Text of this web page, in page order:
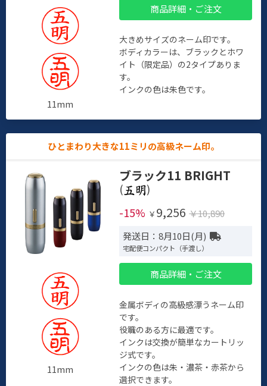
11mm
商品詳細・ご注文
大きめサイズのネーム印です。
ボディカラーは、ブラックとホワ
イト（限定品）の2タイプありま
す。
インクの色は朱色です。
ひとまわり大きな11ミリの高級ネーム印。
11mm
ブラック11 BRIGHT
(
)
-15% ￥ 9,256 ￥10,890
発送日：8月10日(月)
宅配便コンパクト（手渡し）
商品詳細・ご注文
金属ボディの高級感漂うネーム印
です。
役職のある方に最適です。
インクは交換が簡単なカートリッ
ジ式です。
インクの色は朱・濃茶・赤茶から
選択できます。